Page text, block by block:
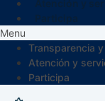
Menu
Transparencia
Atención y
Participa